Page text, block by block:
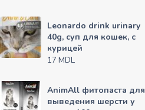
Leonardo drink urinary
40g, суп для кошек, с
курицей
17 MDL
AnimAll фитопаста для
выведения шерсти у